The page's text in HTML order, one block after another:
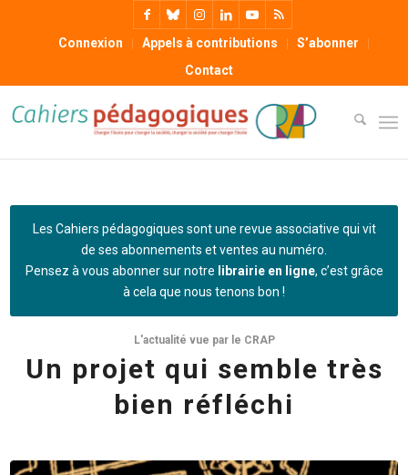
Connexion Appels à contributions
S’abonner
Contact
Les Cahiers pédagogiques sont une revue associative qui vit
de ses abonnements et ventes au numéro.
Pensez à vous abonner sur notre librairie en ligne, c’est grâce
à cela que nous tenons bon !
L'actualité vue par le CRAP
Un projet qui semble très
bien réfléchi